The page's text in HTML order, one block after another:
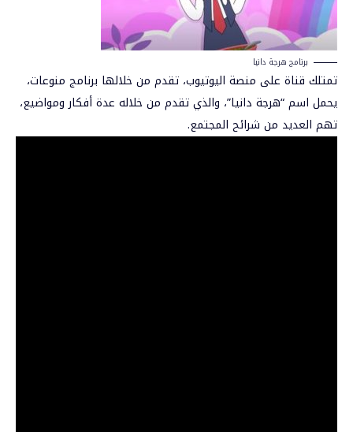
برنامج هرجة دانيا
تمتلك قناة على منصة اليوتيوب، تقدم من خلالها برنامج منوعات،
يحمل اسم “هرجة دانيا”، والذي تقدم من خلاله عدة أفكار ومواضيع،
تهم العديد من شرائح المجتمع.